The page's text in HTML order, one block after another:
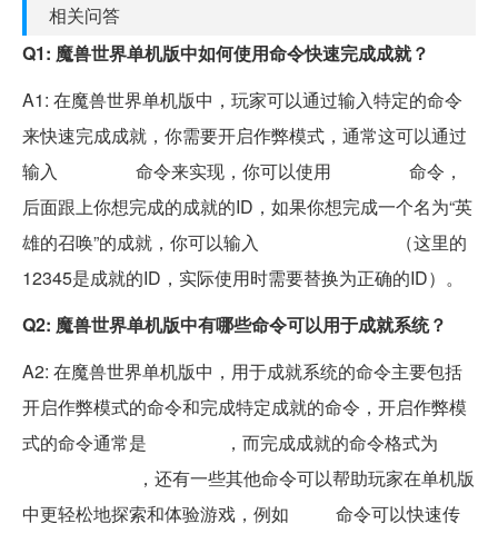
相关问答
Q1: 魔兽世界单机版中如何使用命令快速完成成就？
A1: 在魔兽世界单机版中，玩家可以通过输入特定的命令
来快速完成成就，你需要开启作弊模式，通常这可以通过
输入
命令来实现，你可以使用
命令，
后面跟上你想完成的成就的ID，如果你想完成一个名为“英
雄的召唤”的成就，你可以输入
（这里的
12345是成就的ID，实际使用时需要替换为正确的ID）。
Q2: 魔兽世界单机版中有哪些命令可以用于成就系统？
A2: 在魔兽世界单机版中，用于成就系统的命令主要包括
开启作弊模式的命令和完成特定成就的命令，开启作弊模
式的命令通常是
，而完成成就的命令格式为
，还有一些其他命令可以帮助玩家在单机版
中更轻松地探索和体验游戏，例如
命令可以快速传